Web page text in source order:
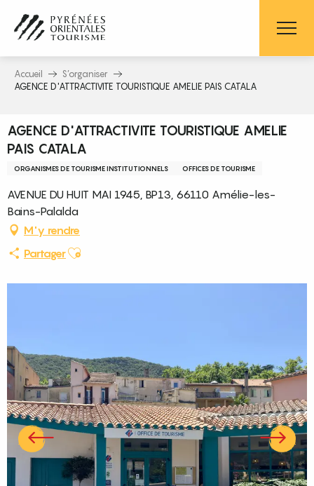
contenu
principal
Accueil
S’organiser
AGENCE D'ATTRACTIVITE TOURISTIQUE AMELIE PAIS CATALA
AGENCE D'ATTRACTIVITE TOURISTIQUE AMELIE
PAIS CATALA
ORGANISMES DE TOURISME INSTITUTIONNELS OFFICES DE TOURISME
AVENUE DU HUIT MAI 1945, BP13, 66110 Amélie-les-
Bains-Palalda
M'y rendre
PartagerAjouter aux favoris